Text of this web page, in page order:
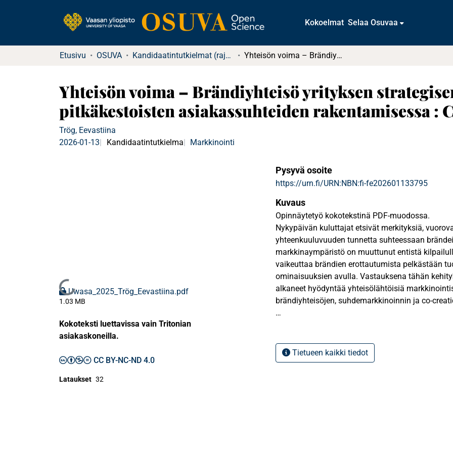
Kokoelmat Selaa Osuvaa
Etusivu OSUVA Kandidaatintutkielmat (rajattu saatavuus) Yhteisön voima – Brändiyhteisö yrityksen strategisena voimavarana pitkäkestoisten asiakassuhteiden rakentamisessa : Case Lululemon
Yhteisön voima – Brändiyhteisö yrityksen
pitkäkestoisten asiakassuhteiden rakentamisessa :
Trög, Eevastiina
2026-01-13
Kandidaatintutkielma Markkinointi
Ladataan...
Uwasa_2025_Trög_Eevastiina.pdf
1.03 MB
Kokoteksti luettavissa vain Tritonian
asiakaskoneilla.
CC BY-NC-ND 4.0
Lataukset 32
Pysyvä osoite
https://urn.fi/URN:NBN:fi-fe202601133795
Kuvaus
Opinnäytetyö kokotekstinä PDF-muodossa.
Nykypäivän kuluttajat etsivät merkityksiä,
yhteenkuuluvuuden tunnetta suhteessaan
markkinaympäristö on muuttunut entistä
vaikeuttaa brändien erottautumista pelkästään
ominaisuuksien avulla. Vastauksena tähän
alkaneet hyödyntää yhteisölähtöisiä
brändiyhteisöjen, suhdemarkkinoinnin ja co-
rakentavat asiakasuskollisuutta ja brändi-
selvitetään, miten yritykset voivat strategisesti
Tietueen kaikki tiedot